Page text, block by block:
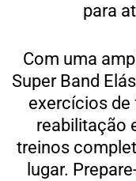
para
Com uma
Super Band
exercícios
reabilitação
treinos
lugar.